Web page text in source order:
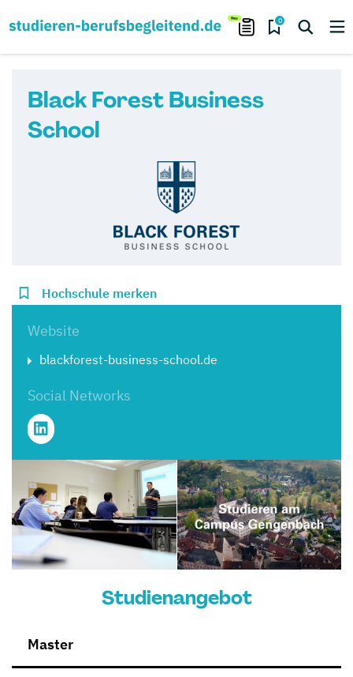
0
Black Forest Business
School
Hochschule merken
Website
blackforest-business-school.de
Social Networks
Studienangebot
Master